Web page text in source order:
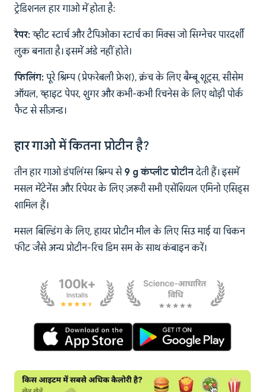
ट्रेडिशनल हार गाओ में होता है:
रैपर: व्हीट स्टार्च और टैपिओका स्टार्च का मिक्स जो सिग्नेचर पारदर्शी
लुक बनाता है। इसमें अंडे नहीं होते।
फिलिंग: पूरे श्रिम्प (प्रेफरेबली फ्रेश), क्रंच के लिए बैम्बू शूट्स, सीसेम
ऑयल, व्हाइट पेपर, शुगर और कभी-कभी रिचनेस के लिए थोड़ी पोर्क
फैट से सीज़न्ड।
हार गाओ में कितना प्रोटीन है?
तीन हार गाओ डंपलिंग्स श्रिम्प से 9 g कंप्लीट प्रोटीनदेती हैं। इसमें
मसल मेंटेनेंस और रिपेयर के लिए ज़रूरी सभी एसेंशियल एमिनो एसिड्स
शामिल हैं।
मसल बिल्डिंग के लिए, हायर प्रोटीन मील के लिए सिउ माई या चिकन
फीट जैसे अन्य प्रोटीन-रिच डिम सम के साथ कंबाइन करें।